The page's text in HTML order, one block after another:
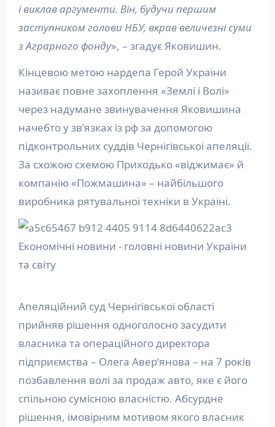
і виклав аргументи. Він, будучи першим
заступником голови НБУ, вкрав величезні суми
з Аграрного фонду», – згадує Яковишин.
Кінцевою метою нардепа Герой України
називає повне захоплення «Землі і Волі»
через надумане звинувачення Яковишина
начебто у зв’язках із рф за допомогою
підконтрольних суддів Чернігівської апеляції.
За схожою схемою Приходько «віджимає» й
компанію «Пожмашина» – найбільшого
виробника рятувальної техніки в Україні.
Апеляційний суд Чернігівської області
прийняв рішення одноголосно засудити
власника та операційного директора
підприємства – Олега Авер’янова – на 7 років
позбавлення волі за продаж авто, яке є його
спільною сумісною власністю. Абсурдне
рішення, імовірним мотивом якого власник